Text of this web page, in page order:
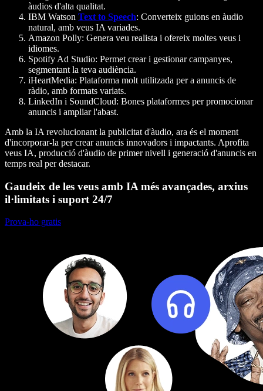
àudios d'alta qualitat.
IBM Watson Text to Speech: Converteix guions en àudio
natural, amb veus IA variades.
Amazon Polly: Genera veu realista i ofereix moltes veus i
idiomes.
Spotify Ad Studio: Permet crear i gestionar campanyes,
segmentant la teva audiència.
iHeartMedia: Plataforma molt utilitzada per a anuncis de
ràdio, amb formats variats.
LinkedIn i SoundCloud: Bones plataformes per promocionar
anuncis i ampliar l'abast.
Amb la IA revolucionant la publicitat d'àudio, ara és el moment
d'incorporar-la per crear anuncis innovadors i impactants. Aprofita
veus IA, producció d'àudio de primer nivell i generació d'anuncis en
temps real per destacar.
Gaudeix de les veus amb IA més avançades, arxius
il·limitats i suport 24/7
Prova-ho gratis